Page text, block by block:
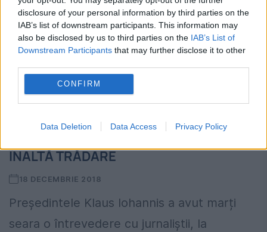
disclosure of your personal information by third parties on the
IAB’s list of downstream participants. This information may
also be disclosed by us to third parties on the IAB’s List of
Downstream Participants that may further disclose it to other
CONFIRM
Data Deletion Data Access Privacy Policy
Iohannis are o PRIMĂ REACȚIE în
ÎNALTĂ TRĂDARE
18 DECEMBRIE 2018
Președintele Klaus Iohannis a avut marți
seara o întrevedere cu jurnaliștii, la